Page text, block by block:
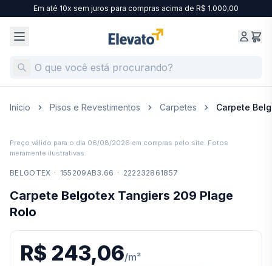
Em até 10x sem juros para compras acima de R$ 1.000,00
Início Pisos e Revestimentos Carpetes Carpete
Preço válido para o dia 06/08/2026 em compras pelo site. Fotos
meramente ilustrativas.
BELGOTEX · 155209AB3.66 · 222232861857
Carpete Belgotex Tangiers 209 Plage
Rolo
R$ 243,06/m²